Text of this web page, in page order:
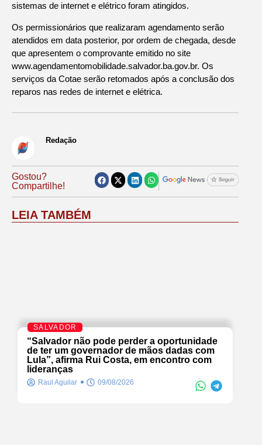
sistemas de internet e elétrico foram atingidos.
Os permissionários que realizaram agendamento serão
atendidos em data posterior, por ordem de chegada, desde
que apresentem o comprovante emitido no site
www.agendamentomobilidade.salvador.ba.gov.br. Os
serviços da Cotae serão retomados após a conclusão dos
reparos nas redes de internet e elétrica.
Redação
Gostou?
Compartilhe!
LEIA TAMBÉM
SALVADOR
“Salvador não pode perder a oportunidade
de ter um governador de mãos dadas com
Lula”, afirma Rui Costa, em encontro com
lideranças
Raul Aguilar 09/08/2026